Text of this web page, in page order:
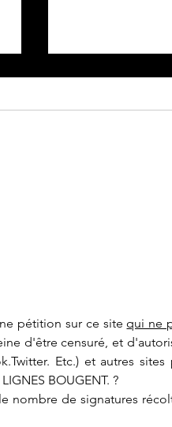
pétition sur ce site qui ne
d'être censuré, et
Etc.) et autres
BOUGENT. ?
nombre de signatures